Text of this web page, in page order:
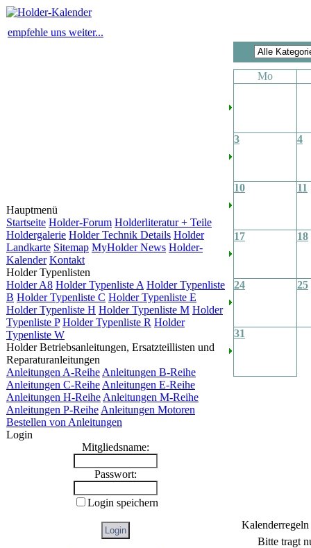
empfehle uns weiter...
Hauptmenü
Startseite Holder-Forum Holderliteratur + Teile
Holdergalerie Holder Technik Details Holder
Landkarte Sitemap MyHolder News Holder-
Kalender Kontakt
Holder Typenlisten
Holder A8 Holder Typenliste A Holder Typenliste
B Holder Typenliste C Holder Typenliste E
Holder Typenliste H Holder Typenliste M Holder
Typenliste P Holder Typenliste R Holder
Typenliste W
Holder Betriebsanleitungen, Ersatzteillisten und
Reparaturanleitungen
Anleitungen A-Reihe Anleitungen B-Reihe
Anleitungen C-Reihe Anleitungen E-Reihe
Anleitungen H-Reihe Anleitungen M-Reihe
Anleitungen P-Reihe Anleitungen Motoren
Bestellen von Anleitungen
Login
Mitgliedsname:
Passwort:
Login speichern
Mo
3 4
10 11
17 18
24 25
31
Kalenderregeln
Bitte tragt